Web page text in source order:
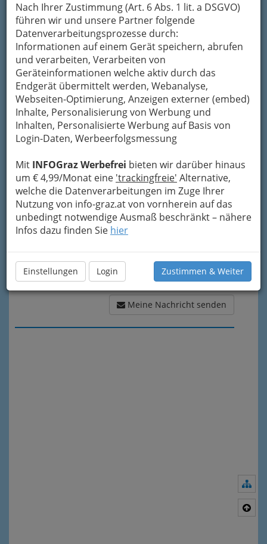
Nach Ihrer Zustimmung (Art. 6 Abs. 1 lit. a DSGVO)
führen wir und unsere Partner folgende
Datenverarbeitungsprozesse durch:
Informationen auf einem Gerät speichern, abrufen
und verarbeiten, Verarbeiten von
Geräteinformationen welche aktiv durch das
Endgerät übermittelt werden, Webanalyse,
Webseiten-Optimierung, Anzeigen externer (embed)
Inhalte, Personalisierung von Werbung und
Inhalten, Personalisierte Werbung auf Basis von
Login-Daten, Werbeerfolgsmessung
Mit INFOGraz Werbefrei bieten wir darüber hinaus
um € 4,99/Monat eine 'trackingfreie' Alternative,
welche die Datenverarbeitungen im Zuge Ihrer
Nutzung von info-graz.at von vornherein auf das
unbedingt notwendige Ausmaß beschränkt – nähere
Infos dazu finden Sie hier
Einstellungen Login Zustimmen & Weiter
Unternehmen Casino Restaurant weitergeleitet.
Mein Name
Meine Email Adresse
Mein Betreff
Meine Nachricht
Meine Nachricht senden